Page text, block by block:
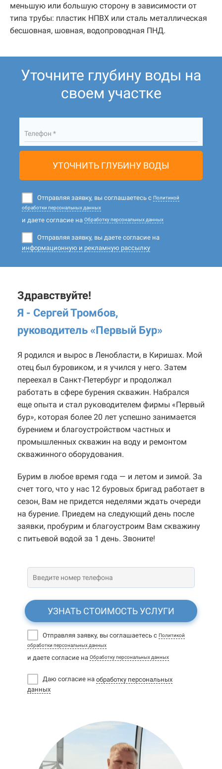
меньшую или большую сторону в зависимости от
типа трубы: пластик НПВХ или сталь металлическая
бесшовная, шовная, водопроводная ПНД.
Уточните глубину воды на
своем участке
Телефон *
УТОЧНИТЬ ГЛУБИНУ ВОДЫ
Отправляя заявку, вы соглашаетесь с Политикой
обработки персональных данных
и даете согласие на Обработку персональных данных
Отправляя заявку, вы даете согласие на
информационную и рекламную рассылку
Здравствуйте!
Я - Сергей Тромбов,
руководитель «Первый Бур»
Я родился и вырос в Ленобласти, в Киришах. Мой
отец был буровиком, и я учился у него. Затем
переехал в Санкт-Петербург и продолжал
работать в сфере бурения скважин. Набрался
еще опыта и стал руководителем фирмы «Первый
бур», которая более 20 лет успешно занимается
бурением и благоустройством частных и
промышленных скважин на воду и ремонтом
скважинного оборудования.
Бурим в любое время года — и летом и зимой. За
счет того, что у нас 12 буровых бригад работает в
сезон, Вам не придется неделями ждать очереди
на бурение. Приедем на следующий день после
заявки, пробурим и благоустроим Вам скважину
с питьевой водой за 1 день. Звоните!
УЗНАТЬ СТОИМОСТЬ УСЛУГИ
Отправляя заявку, вы соглашаетесь с Политикой
обработки персональных данных
и даете согласие на Обработку персональных данных
Даю согласие на обработку персональных
данных